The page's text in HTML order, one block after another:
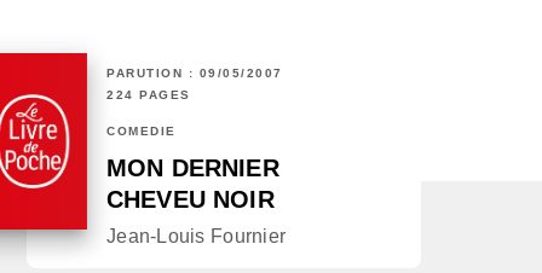
PARUTION : 09/05/2007
224 PAGES
COMÉDIE
MON DERNIER
CHEVEU NOIR
Jean-Louis Fournier